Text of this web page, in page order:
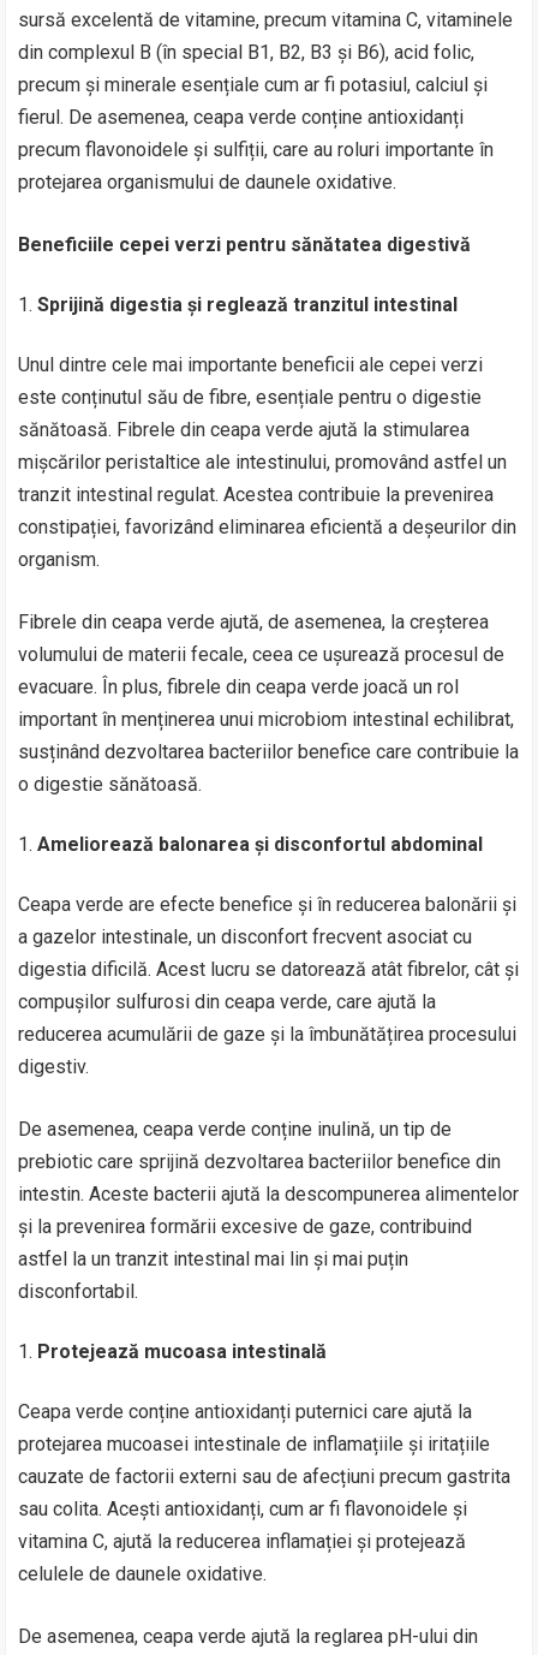
sursă excelentă de vitamine, precum vitamina C, vitaminele
din complexul B (în special B1, B2, B3 și B6), acid folic,
precum și minerale esențiale cum ar fi potasiul, calciul și
fierul. De asemenea, ceapa verde conține antioxidanți
precum flavonoidele și sulfiții, care au roluri importante în
protejarea organismului de daunele oxidative.
Beneficiile cepei verzi pentru sănătatea digestivă
Sprijină digestia și reglează tranzitul intestinal
Unul dintre cele mai importante beneficii ale cepei verzi
este conținutul său de fibre, esențiale pentru o digestie
sănătoasă. Fibrele din ceapa verde ajută la stimularea
mișcărilor peristaltice ale intestinului, promovând astfel un
tranzit intestinal regulat. Acestea contribuie la prevenirea
constipației, favorizând eliminarea eficientă a deșeurilor din
organism.
Fibrele din ceapa verde ajută, de asemenea, la creșterea
volumului de materii fecale, ceea ce ușurează procesul de
evacuare. În plus, fibrele din ceapa verde joacă un rol
important în menținerea unui microbiom intestinal echilibrat,
susținând dezvoltarea bacteriilor benefice care contribuie la
o digestie sănătoasă.
Ameliorează balonarea și disconfortul abdominal
Ceapa verde are efecte benefice și în reducerea balonării și
a gazelor intestinale, un disconfort frecvent asociat cu
digestia dificilă. Acest lucru se datorează atât fibrelor, cât și
compușilor sulfurosi din ceapa verde, care ajută la
reducerea acumulării de gaze și la îmbunătățirea procesului
digestiv.
De asemenea, ceapa verde conține inulină, un tip de
prebiotic care sprijină dezvoltarea bacteriilor benefice din
intestin. Aceste bacterii ajută la descompunerea alimentelor
și la prevenirea formării excesive de gaze, contribuind
astfel la un tranzit intestinal mai lin și mai puțin
disconfortabil.
Protejează mucoasa intestinală
Ceapa verde conține antioxidanți puternici care ajută la
protejarea mucoasei intestinale de inflamațiile și iritațiile
cauzate de factorii externi sau de afecțiuni precum gastrita
sau colita. Acești antioxidanți, cum ar fi flavonoidele și
vitamina C, ajută la reducerea inflamației și protejează
celulele de daunele oxidative.
De asemenea, ceapa verde ajută la reglarea pH-ului din